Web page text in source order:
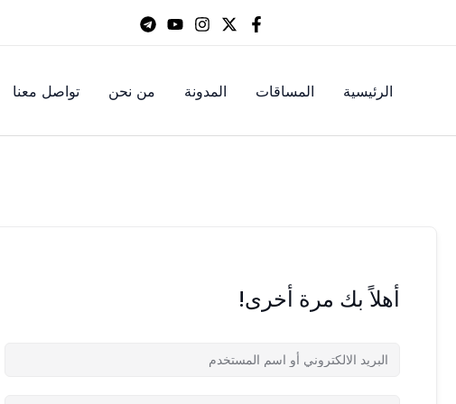
الرئيسية المساقات المدونة من نحن تواصل معنا
أهلاً بك مرة أخرى!